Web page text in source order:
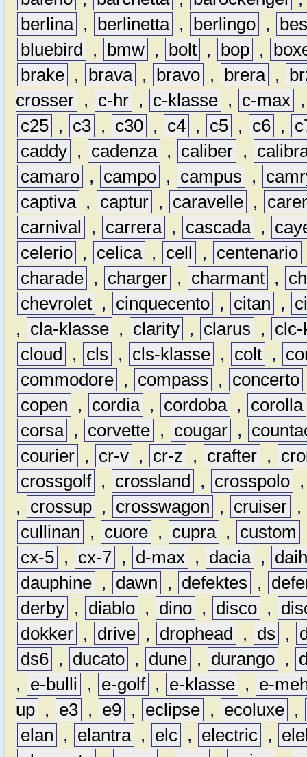
berlina , berlinetta , berlingo ,
bluebird
, bmw , bolt , bop ,
brake , brava , bravo , brera ,
crosser , c-hr , c-klasse , c-max
c25 , c3 , c30 , c4 , c5 , c6 ,
caddy , cadenza , caliber ,
camaro , campo , campus ,
captiva , captur , caravelle ,
carnival
, carrera , cascada ,
celerio , celica , cell , centenario
charade , charger , charmant ,
chevrolet , cinquecento , citan ,
,
cla-klasse , clarity , clarus ,
clc-
cloud
, cls , cls-klasse , colt ,
commodore , compass , concerto
copen
, cordia , cordoba ,
corolla
corsa , corvette , cougar ,
courier , cr-v , cr-z , crafter ,
crossgolf , crossland , crosspolo
,
crossup , crosswagon , cruiser ,
cullinan
, cuore , cupra , custom
cx-5 , cx-7 , d-max , dacia ,
dauphine , dawn , defektes ,
derby , diablo , dino , disco ,
dokker , drive , drophead , ds ,
ds6 , ducato , dune , durango ,
,
e-bulli , e-golf , e-klasse ,
e-
up , e3 , e9 , eclipse , ecoluxe ,
elan
, elantra , elc , electric ,